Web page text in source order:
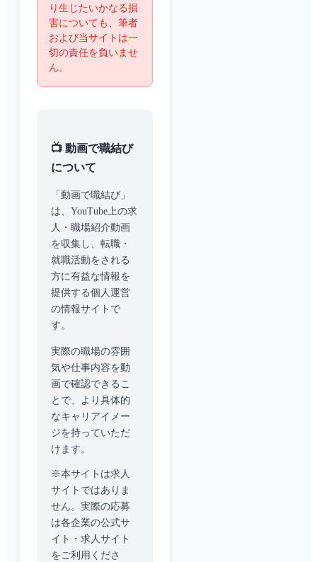
り生じたいかなる損
害についても、筆者
および当サイトは一
切の責任を負いませ
ん。
📺 動画で職結び
について
「動画で職結び」
は、YouTube上の求
人・職場紹介動画
を収集し、転職・
就職活動をされる
方に有益な情報を
提供する個人運営
の情報サイトで
す。
実際の職場の雰囲
気や仕事内容を動
画で確認できるこ
とで、より具体的
なキャリアイメー
ジを持っていただ
けます。
※本サイトは求人
サイトではありま
せん。実際の応募
は各企業の公式サ
イト・求人サイト
をご利用くださ